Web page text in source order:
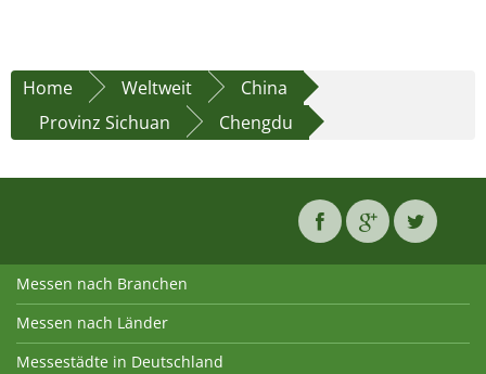
Home Weltweit
China
Provinz Sichuan
Chengdu
Messen nach Branchen
Messen nach Länder
Messestädte in Deutschland